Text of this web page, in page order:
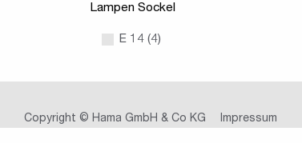
Lampen Sockel
E 14 (4)
Copyright © Hama GmbH & Co KG Impressum